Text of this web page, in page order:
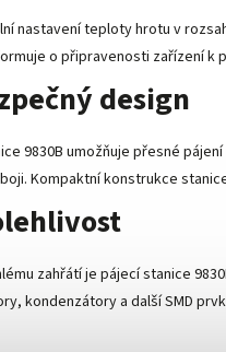
nastavení teploty hrotu v
o připravenosti zařízení
design
9830B umožňuje přesné
Kompaktní konstrukce
zahřátí je pájecí stanice
kondenzátory a další SMD